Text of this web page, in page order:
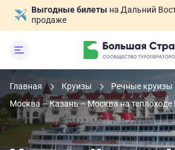
Выгодные билеты на Дальний
продаже
Главная Круизы
Речные круизы
Москва – Казань – Москва на теплоходе